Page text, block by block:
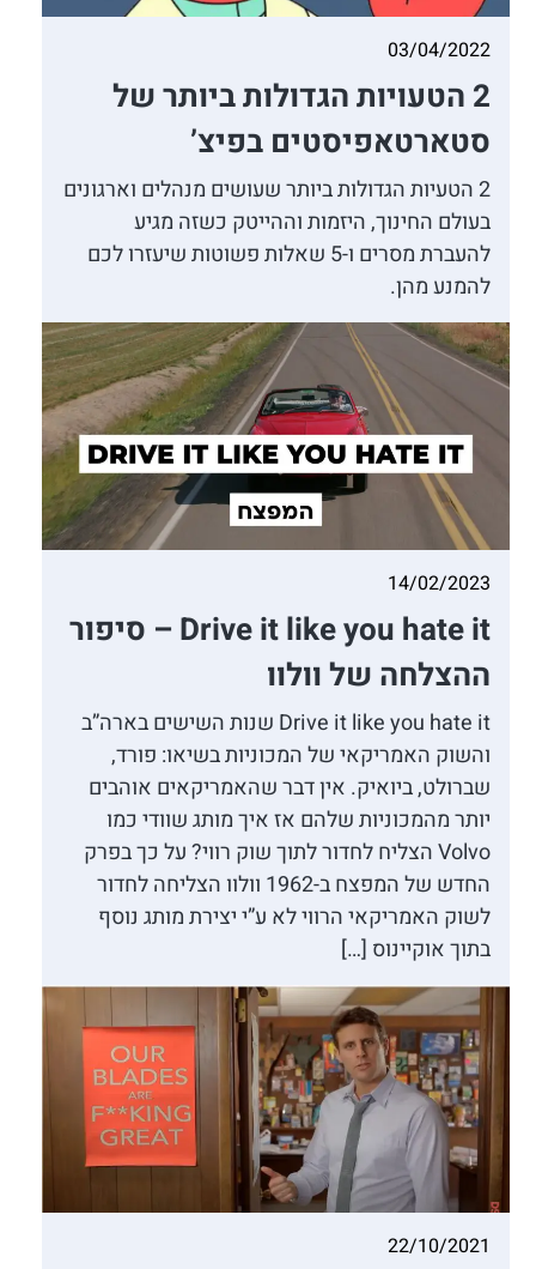
03/04/2022
2 הטעויות הגדולות ביותר של
סטארטאפיסטים בפיצ’
2 הטעיות הגדולות ביותר שעושים מנהלים וארגונים
בעולם החינוך, היזמות וההייטק כשזה מגיע
להעברת מסרים ו-5 שאלות פשוטות שיעזרו לכם
להמנע מהן.
14/02/2023
Drive it like you hate it – סיפור
ההצלחה של וולוו
Drive it like you hate it שנות השישים בארה”ב
והשוק האמריקאי של המכוניות בשיאו: פורד,
שברולט, ביואיק. אין דבר שהאמריקאים אוהבים
יותר מהמכוניות שלהם אז איך מותג שוודי כמו
Volvo הצליח לחדור לתוך שוק רווי? על כך בפרק
החדש של המפצח ב-1962 וולוו הצליחה לחדור
לשוק האמריקאי הרווי לא ע”י יצירת מותג נוסף
בתוך אוקיינוס […]
22/10/2021